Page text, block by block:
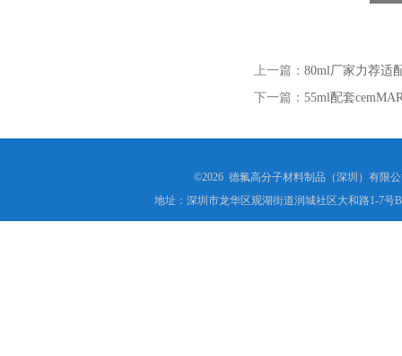
上一篇： 80ml厂家力荐适
下一篇： 55ml配套
©2026 德氟高分子材料制品（深圳）有限
地址：深圳市龙华区观湖街道润城社区大和路1-7号